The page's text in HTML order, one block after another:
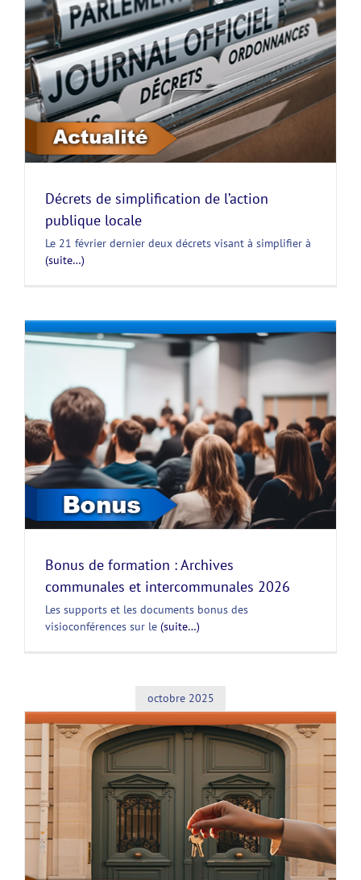
Décrets de simplification de l’action
publique locale
Le 21 février dernier deux décrets visant à simplifier à
(suite…)
Bonus de formation : Archives
communales et intercommunales 2026
Les supports et les documents bonus des
visioconférences sur le (suite…)
octobre 2025